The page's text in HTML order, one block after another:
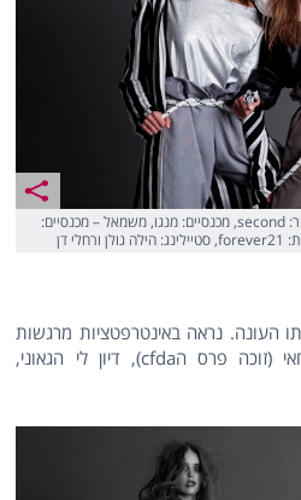
מימין – חולצה: רוני קנטור, חולצת עור: second, מכנסיים: מנגו, משמאל – מכנסיים:
העונה. נראה באינטרפטציות מרגשות
על מסלוליהם של ג'ונתן שמחאי (זוכה פרס הcfda), דיון לי הגאוני,